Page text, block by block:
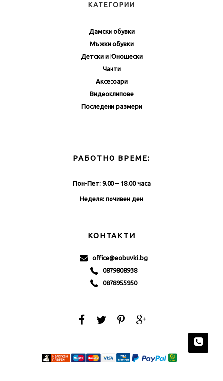
КАТЕГОРИИ
Дамски обувки
Мъжки обувки
Детски и Юношески
Чанти
Аксесоари
Видеоклипове
Последени размери
РАБОТНО ВРЕМЕ:
Пон-Пет: 9.00 – 18.00 часа
Неделя: почивен ден
КОНТАКТИ
office@eobuvki.bg
0879808938
0878955950